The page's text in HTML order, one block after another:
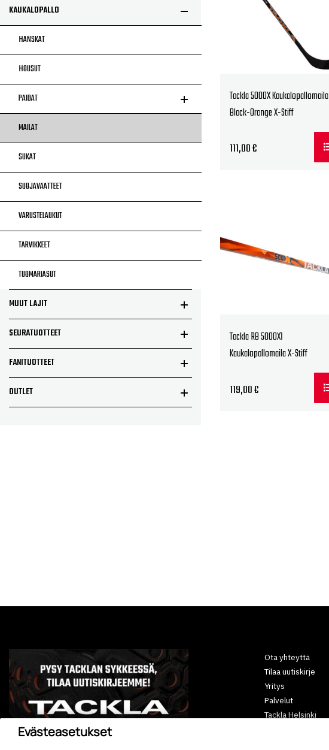
KAUKALOPALLO
HANSKAT
HOUSUT
PAIDAT
MAILAT
SUKAT
SUOJAVAATTEET
VARUSTELAUKUT
TARVIKKEET
TUOMARIASUT
MUUT LAJIT
SEURATUOTTEET
FANITUOTTEET
OUTLET
Tackla 5000X Kaukalopallomaila
Black-Orange X-Stiff
111,00€
Tackla RB 5000X1
Kaukalopallomaila X-Stiff
119,00€
Ota yhteyttä
Tilaa uutiskirje
Yritys
Palvelut
Tackla Helsinki
Evästeasetukset